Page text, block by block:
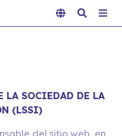
LA SOCIEDAD DE LA
(LSSI)
del sitio web, en